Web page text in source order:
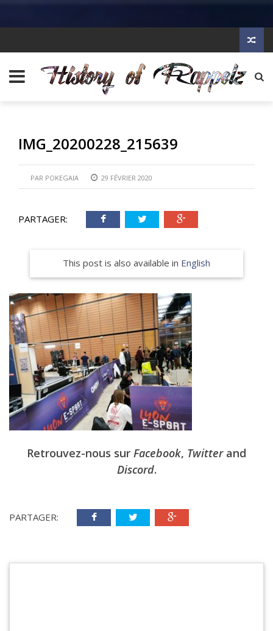
IMG_20200228_215639
PAR POKEGAIA 29 FÉVRIER 2020
PARTAGER:
This post is also available in English
Retrouvez-nous sur Facebook, Twitterand
Discord.
PARTAGER: